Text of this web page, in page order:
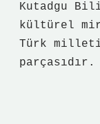
Kutadgu
kültürel
Türk
parçasıdır.